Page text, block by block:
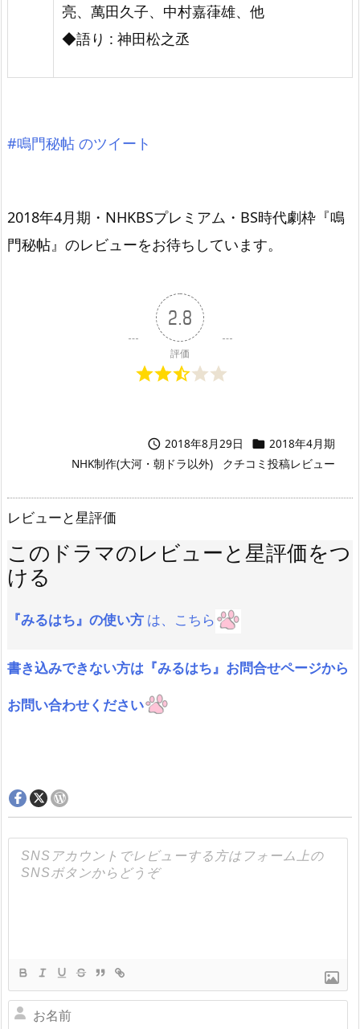
亮、萬田久子、中村嘉葎雄、他
◆語り : 神田松之丞
#鳴門秘帖 のツイート
2018年4月期・NHKBSプレミアム・BS時代劇枠『鳴
門秘帖』のレビューをお待ちしています。
2.8
評価
 2018年8月29日  2018年4月期
NHK制作(大河・朝ドラ以外)
クチコミ投稿レビュー
レビューと星評価
このドラマのレビューと星評価をつ
ける
『みるはち』の使い方 は、こちら
書き込みできない方は『みるはち』お問合せページから
お問い合わせください